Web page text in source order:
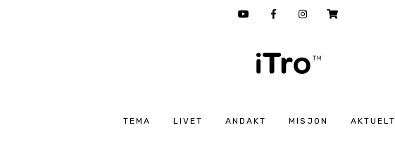
TEMA LIVET ANDAKT MISJON AKTUELT